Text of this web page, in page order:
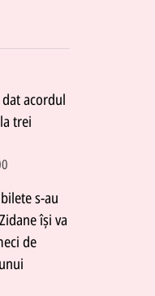
acordul
trei
s-au
își va
de